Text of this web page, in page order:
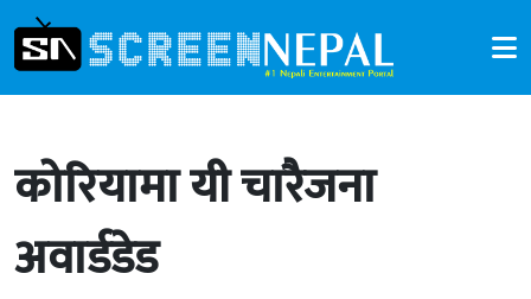
कोरियामा यी चारैजना
अवार्डडेड